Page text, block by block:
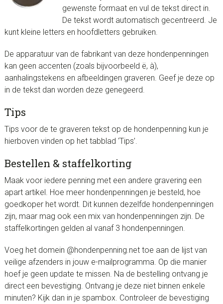
gewenste formaat en vul de tekst direct in.
De tekst wordt automatisch gecentreerd. Je
kunt kleine letters en hoofdletters gebruiken.
De apparatuur van de fabrikant van deze hondenpenningen
kan geen accenten (zoals bijvoorbeeld ë, à),
aanhalingstekens en afbeeldingen graveren. Geef je deze op
in de tekst dan worden deze genegeerd.
Tips
Tips voor de te graveren tekst op de hondenpenning kun je
hierboven vinden op het tabblad ‘Tips’.
Bestellen & staffelkorting
Maak voor iedere penning met een andere gravering een
apart artikel. Hoe meer hondenpenningen je besteld, hoe
goedkoper het wordt. Dit kunnen dezelfde hondenpenningen
zijn, maar mag ook een mix van hondenpenningen zijn. De
staffelkortingen gelden al vanaf 3 hondenpenningen.
Voeg het domein @hondenpenning.net toe aan de lijst van
veilige afzenders in jouw e-mailprogramma. Op die manier
hoef je geen update te missen. Na de bestelling ontvang je
direct een bevestiging. Ontvang je deze niet binnen enkele
minuten? Kijk dan in je spambox. Controleer de bevestiging